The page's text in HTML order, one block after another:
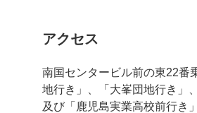
アクセス
南国センタービル前の東22番
地行き」、「大峯団地行き」
及び「鹿児島実業高校前行き